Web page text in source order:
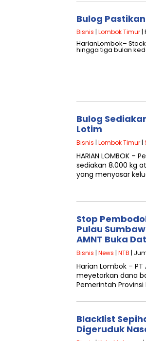
Bulog
Bisnis | Lombok Timur |
HarianLombok–
hingga tiga bulan
Bulog
Lotim
Bisnis | Lombok Timur |
HARIAN LOMBOK
sediakan 8.000 kg
yang menyasar
Stop
Pulau
AMNT Buka
Bisnis | News | NTB |
Harian Lombok –
meyetorkan dana
Pemerintah Provinsi
Blacklist
Digeruduk